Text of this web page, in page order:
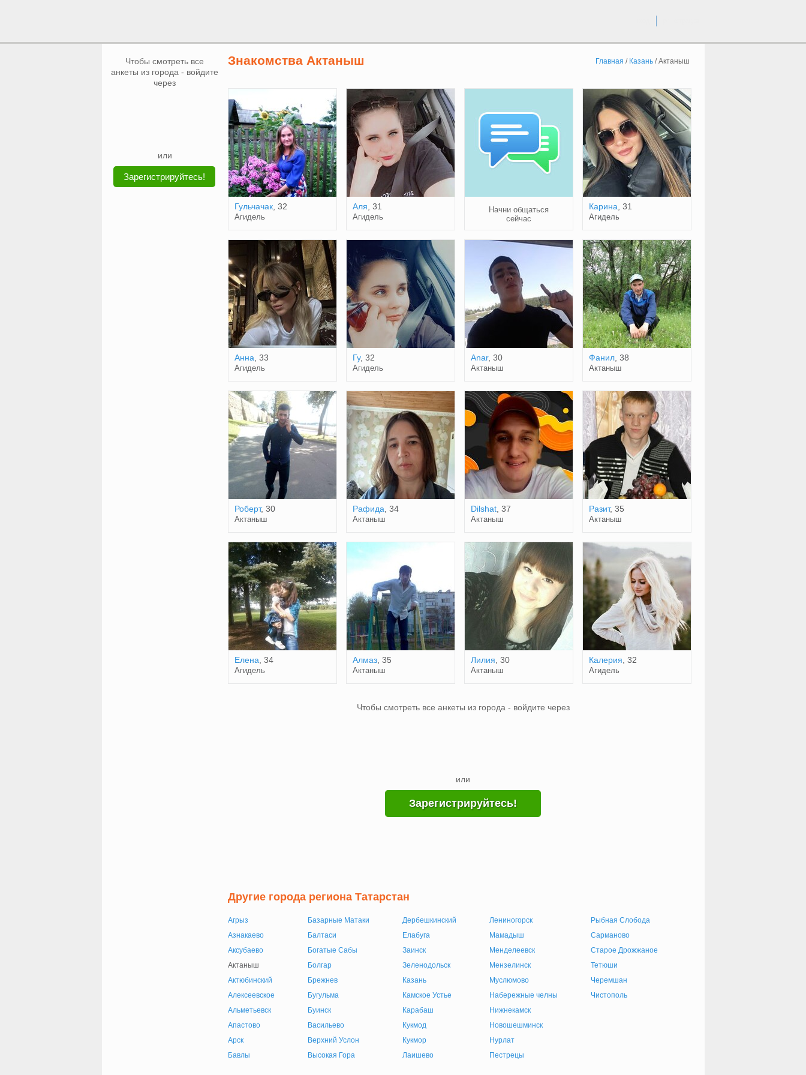
Чтобы смотреть все
анкеты из города - войдите
через
или
Зарегистрируйтесь!
Знакомства Актаныш Главная / Казань/Актаныш
Гульчачак, 32
Агидель
Аля , 31
Агидель
Начни общаться
сейчас
Карина , 31
Агидель
Анна , 33
Агидель
Гу, 32
Агидель
Anar, 30
Актаныш
Фанил, 38
Актаныш
Роберт, 30
Актаныш
Рафида , 34
Актаныш
Dilshat, 37
Актаныш
Разит, 35
Актаныш
Елена , 34
Агидель
Алмаз, 35
Актаныш
Лилия , 30
Актаныш
Калерия , 32
Агидель
Чтобы смотреть все анкеты из города - войдите через
или
Зарегистрируйтесь!
Другие города региона Татарстан
Агрыз
Азнакаево
Аксубаево
Актаныш
Актюбинский
Алексеевское
Альметьевск
Апастово
Арск
Бавлы
Базарные Матаки
Балтаси
Богатые Сабы
Болгар
Брежнев
Бугульма
Буинск
Васильево
Верхний Услон
Высокая Гора
Дербешкинский
Елабуга
Заинск
Зеленодольск
Казань
Камское Устье
Карабаш
Кукмод
Кукмор
Лаишево
Лениногорск
Мамадыш
Менделеевск
Мензелинск
Муслюмово
Набережные челны
Нижнекамск
Новошешминск
Нурлат
Пестрецы
Рыбная Слобода
Сарманово
Старое Дрожжаное
Тетюши
Черемшан
Чистополь